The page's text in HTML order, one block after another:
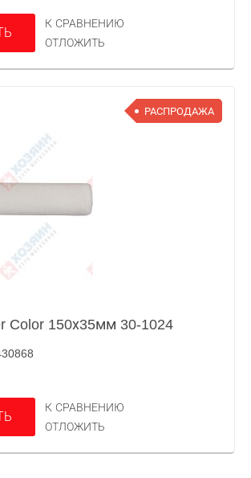
К СРАВНЕНИЮ
ОТЛОЖИТЬ
РАСПРОДАЖА
Color 150х35мм 30-1024
К СРАВНЕНИЮ
ОТЛОЖИТЬ